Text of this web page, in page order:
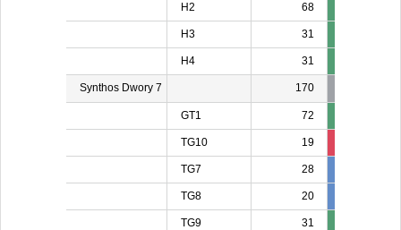
H2 68
H3 31
H4 31
Synthos Dwory 7 170
GT1 72
TG10 19
TG7 28
TG8 20
TG9 31